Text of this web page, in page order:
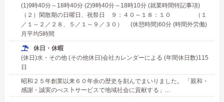
(1)9時40分～18時40分 (2)9時40分～18時10分 (就業時間特記事項)
（２）閑散期の日曜日、祝祭日 ９：４０～１８：１０ （１
／１～２／２８、５／１～９／３０） (休憩時間)60分 (時間外労働)
月平均5時間
休日・休暇
(休日)水・その他 (その他休日)会社カレンダーによる (年間休日数)115
日
昭和２５年創業以来６０年余の歴史を刻んでまいりました。 「親和・
感謝・誠実のべス卜サービスで地域社会に貢献する」...